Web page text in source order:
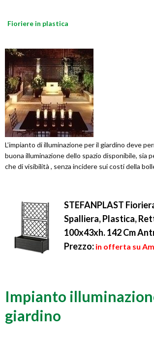
Fioriere in plastica
L’impianto di illuminazione per il giardino deve
buona illuminazione dello spazio disponibile, sia
che di visibilità , senza incidere sui costi della
STEFANPLAST
Spalliera, Plastica,
100x43xh. 142 Cm
Prezzo: in offerta su
Impianto
giardino